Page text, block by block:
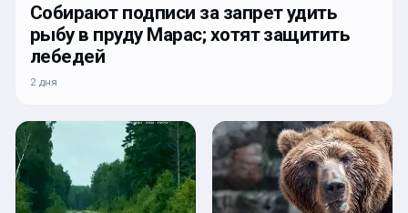
Собирают подписи за запрет удить
рыбу в пруду Марас; хотят защитить
лебедей
2 дня